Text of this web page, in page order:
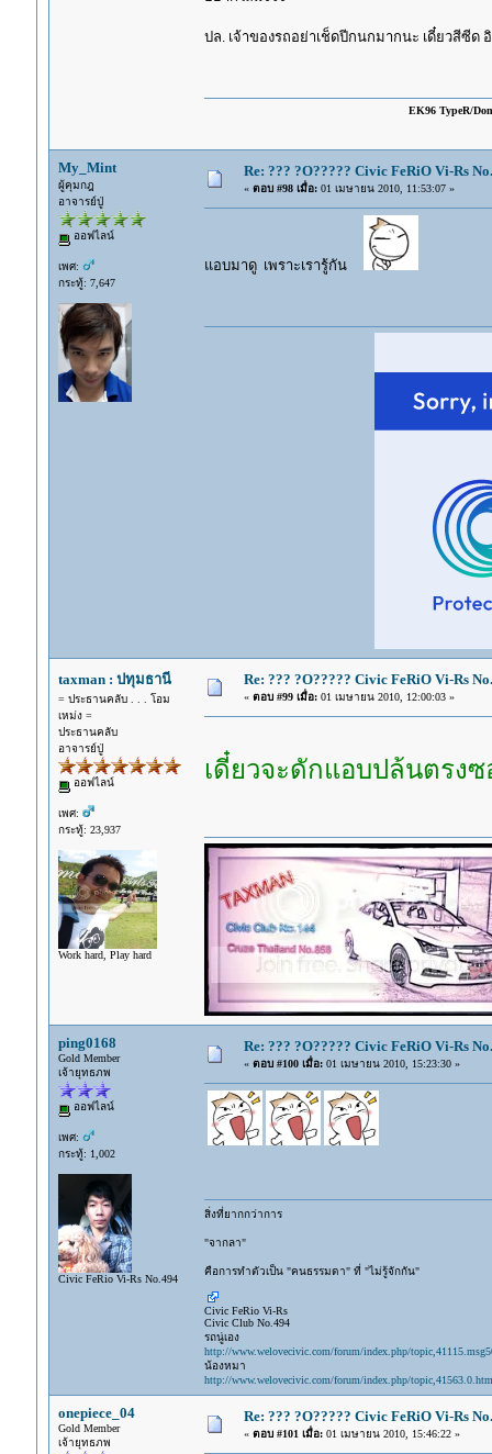
ปล. เจ้าของรถอย่าเช็ดปีกนกมากนะ เดี๋ยวสีซีด
EK96 TypeR/
My_Mint
ผู้คุมกฎ
อาจารย์ปู่
ออฟไลน์
เพศ:
กระทู้: 7,647
Re: ??? ?O????? Civic FeRiO Vi-Rs
« ตอบ #98 เมื่อ:01 เมษายน 2010, 11:53:07 »
แอบมาดู เพราะเรารู้กัน
taxman : ปทุมธานี
= ประธานคลับ . . . โอม
เหม่ง =
ประธานคลับ
อาจารย์ปู่
ออฟไลน์
เพศ:
กระทู้: 23,937
Work hard, Play hard
Re: ??? ?O????? Civic FeRiO Vi-Rs
« ตอบ #99 เมื่อ:01 เมษายน 2010, 12:00:03 »
เดี๋ยวจะดักแอบปล้นตรง
ping0168
Gold Member
เจ้ายุทธภพ
ออฟไลน์
เพศ:
กระทู้: 1,002
Civic FeRio Vi-Rs No.494
Re: ??? ?O????? Civic FeRiO Vi-Rs
« ตอบ #100 เมื่อ:01 เมษายน 2010, 15:23:30 »
สิ่งที่ยากกว่าการ
"จากลา"
คือการทำตัวเป็น "คนธรรมดา" ที่ "ไม่รู้จักกัน"
Civic FeRio Vi-Rs
Civic Club No.494
รถนู่เอง
http://www.welovecivic.com/forum/index.php/
น้องหมา
http://www.welovecivic.com/forum/index.php/
onepiece_04
Gold Member
เจ้ายุทธภพ
Re: ??? ?O????? Civic FeRiO Vi-Rs
« ตอบ #101 เมื่อ:01 เมษายน 2010, 15:46:22 »